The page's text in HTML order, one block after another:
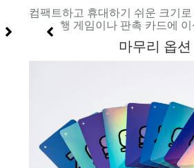
컴팩트하고 휴대하기 쉬운 크기
행 게임이나 판촉 카드에
마무리 옵션